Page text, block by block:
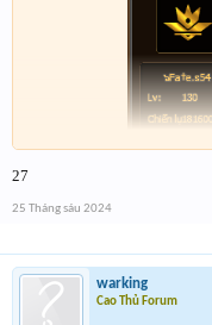
27
25 Tháng sáu 2024
warking
Cao Thủ Forum